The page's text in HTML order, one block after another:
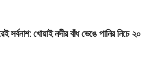
সর্বনাশ: খোয়াই নদীর বাঁধ ভেঙে পানির নিচে ২০